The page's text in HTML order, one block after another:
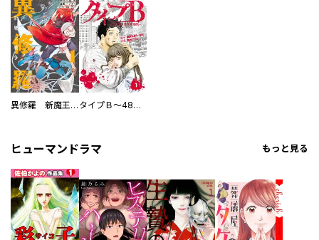
異修羅 新魔王戦争 タイプＢ～48時間後、致死率100％～【単話】
ヒューマンドラマ もっと見る